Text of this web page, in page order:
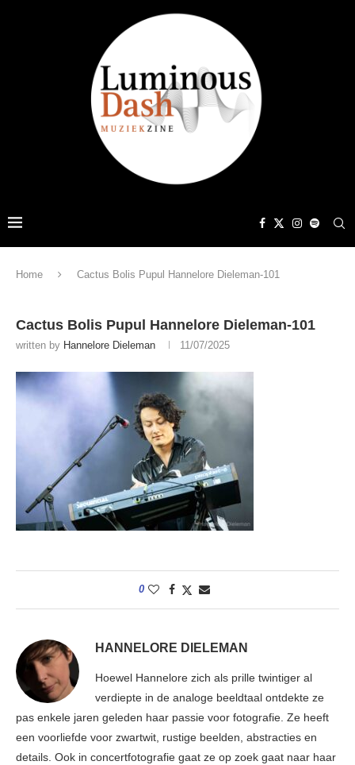
Home Cactus Bolis Pupul Hannelore Dieleman-101
Cactus Bolis Pupul Hannelore Dieleman-101
written by Hannelore Dieleman 11/07/2025
0
HANNELORE DIELEMAN
Hoewel Hannelore zich als prille twintiger al
verdiepte in de analoge beeldtaal ontdekte ze
pas enkele jaren geleden haar passie voor fotografie. Ze heeft
een voorliefde voor zwartwit, rustige beelden, abstracties en
details. Ook in concertfotografie gaat ze op zoek gaat naar haar